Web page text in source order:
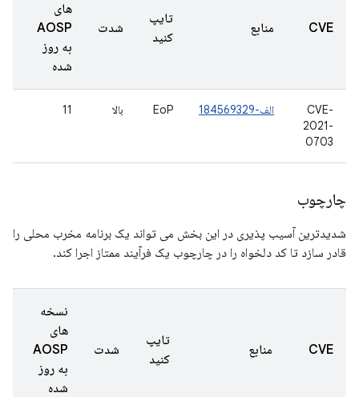
CVE منابع
تایپ
کنید
شدت
های
AOSP
به روز
شده
CVE-
2021-
0703
الف-184569329 EoP بالا 11
چارچوب
شدیدترین آسیب پذیری در این بخش می تواند یک برنامه مخرب محلی را
قادر سازد تا کد دلخواه را در چارچوب یک فرآیند ممتاز اجرا کند.
CVE منابع
تایپ
کنید
شدت
نسخه
های
AOSP
به روز
شده